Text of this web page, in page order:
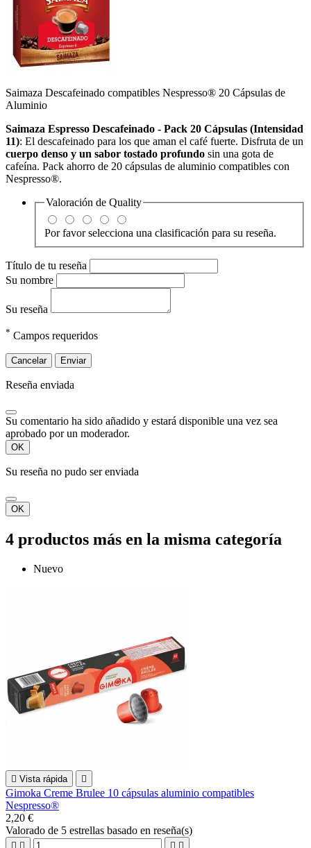
Saimaza Descafeinado compatibles Nespresso® 20 Cápsulas de
Aluminio
Saimaza Espresso Descafeinado - Pack 20 Cápsulas (Intensidad
11): El descafeinado para los que aman el café fuerte. Disfruta de un
cuerpo denso y un sabor tostado profundo sin una gota de
cafeína. Pack ahorro de 20 cápsulas de aluminio compatibles con
Nespresso®.
Valoración de Quality
Por favor selecciona una clasificación para su reseña.
Título de tu reseña
Su nombre
Su reseña
* Campos requeridos
Cancelar Enviar
Reseña enviada
Su comentario ha sido añadido y estará disponible una vez sea
aprobado por un moderador.
OK
Su reseña no pudo ser enviada
OK
4 productos más en la misma categoría
Nuevo
 Vista rápida 
Gimoka Creme Brulee 10 cápsulas aluminio compatibles
Nespresso®
2,20 €
Valorado de 5 estrellas basado en reseña(s)
   